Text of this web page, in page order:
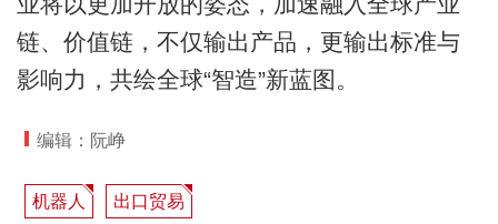
链、价值链，不仅输出产品，更输出标准与
影响力，共绘全球“智造”新蓝图。
编辑：阮峥
机器人 出口贸易